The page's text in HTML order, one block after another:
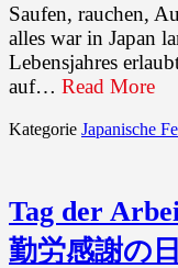
Saufen, rauchen,
alles war in Japan
Lebensjahres
auf… Read More
Kategorie Japanische
Tag der
勤労感謝の日